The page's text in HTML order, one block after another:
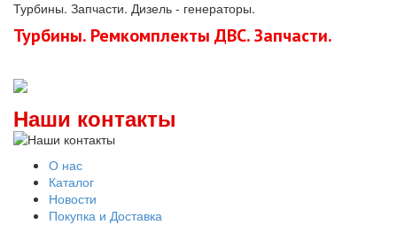
Турбины. Запчасти. Дизель - генераторы.
Турбины. Ремкомплекты ДВС. Запчасти.
Наши контакты
О нас
Каталог
Новости
Покупка и Доставка